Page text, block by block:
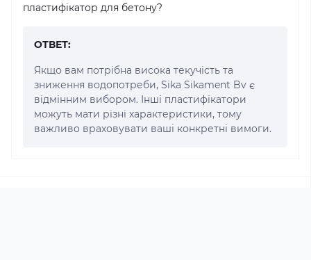
пластифікатор для бетону?
ОТВЕТ:
Якщо вам потрібна висока текучість та
зниження водопотреби, Sika Sikament Bv є
відмінним вибором. Інші пластифікатори
можуть мати різні характеристики, тому
важливо враховувати ваші конкретні вимоги.